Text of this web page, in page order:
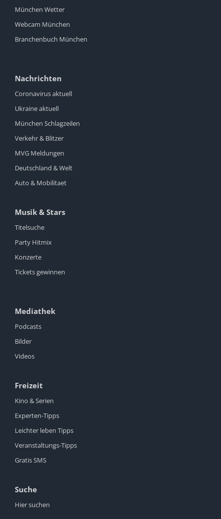
München Wetter
Webcam München
Branchenbuch München
Nachrichten
Coronavirus aktuell
Ukraine aktuell
München Schlagzeilen
Verkehr & Blitzer
MVG Meldungen
Deutschland & Welt
Auto & Mobilitaet
Musik & Stars
Titelsuche
Party Hitmix
Konzerte
Tickets gewinnen
Mediathek
Podcasts
Bilder
Videos
Freizeit
Kino & Serien
Experten-Tipps
Leichter leben Tipps
Veranstaltungs-Tipps
Gratis SMS
Suche
Hier suchen